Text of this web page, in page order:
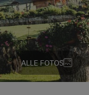
ALLE FOTOS